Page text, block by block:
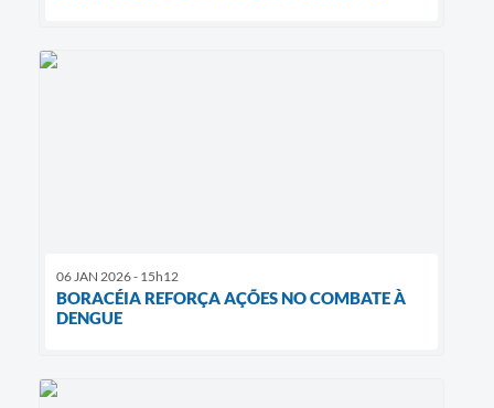
06 JAN 2026 - 15h12
BORACÉIA REFORÇA AÇÕES NO COMBATE À
DENGUE